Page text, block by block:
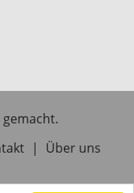
|
Über uns